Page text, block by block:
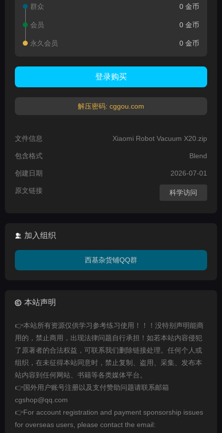
群众 0 金币
会员 0 金币
永久会员 0 金币
登录购买
解压密码: cggou.com
文件信息 Xiaomi Robot Vacuum X20.zip
包含格式 Blend
创建日期 2026-07-01
原文链接 科学访问
加入组织
西基杂货铺QQ群
本站声明
👉本站所有资源仅供学习参考练习使用！！！没特别声明能商
用的，禁止商用，出现法律问题自行承担！如若本站内容侵犯
了原著者的合法权益，可联系我们删除链接处理。任何个人或
组织，在未征得本站同意时，禁止复制、盗用、采集、发布本
站内容到任何网站、书籍等各类媒体平台。
👉国外用户账号注册以及支付赞助问题请联系邮箱
cgshop@qq.com
👉For account registration and payment sponsorship issues
for overseas users, please contact the email: